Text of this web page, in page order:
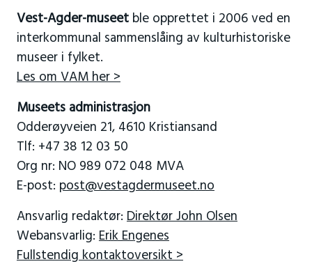
Vest-Agder-museetble opprettet i 2006 ved en
interkommunal sammenslåing av kulturhistoriske
museer i fylket.
Les om VAM her >
Museets administrasjon
Odderøyveien 21, 4610 Kristiansand
Tlf: +47 38 12 03 50
Org nr: NO 989 072 048 MVA
E-post: post@vestagdermuseet.no
Ansvarlig redaktør: Direktør John Olsen
Webansvarlig: Erik Engenes
Fullstendig kontaktoversikt >